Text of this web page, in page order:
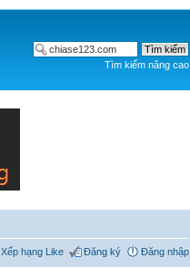
Tìm kiếm nâng cao
Xếp hạng Like Đăng ký Đăng nhập